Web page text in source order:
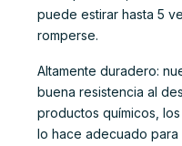
puede estirar hasta 5
romperse.
Altamente duradero:
buena resistencia al
productos químicos,
lo hace adecuado